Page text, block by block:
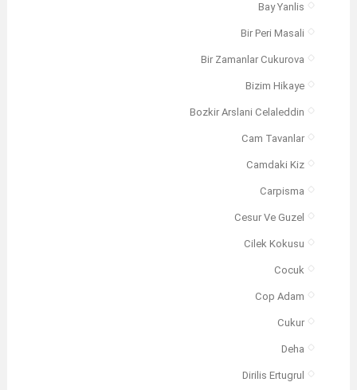
Bay Yanlis
Bir Peri Masali
Bir Zamanlar Cukurova
Bizim Hikaye
Bozkir Arslani Celaleddin
Cam Tavanlar
Camdaki Kiz
Carpisma
Cesur Ve Guzel
Cilek Kokusu
Cocuk
Cop Adam
Cukur
Deha
Dirilis Ertugrul